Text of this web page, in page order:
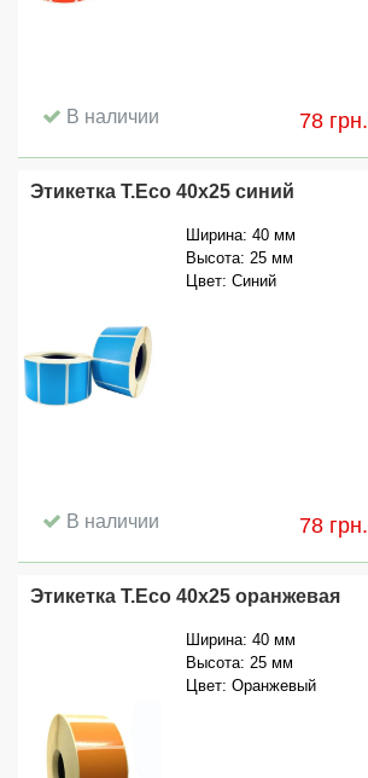
В наличии 78 грн.
Этикетка T.Eco 40x25 синий
Ширина: 40 мм
Высота: 25 мм
Цвет: Синий
В наличии 78 грн.
Этикетка T.Eco 40x25 оранжевая
Ширина: 40 мм
Высота: 25 мм
Цвет: Оранжевый